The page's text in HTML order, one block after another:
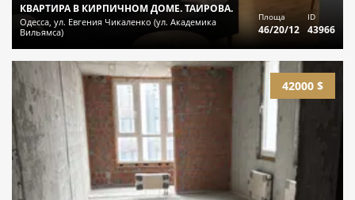
КВАРТИРА В КИРПИЧНОМ ДОМЕ. ТАИРОВА.
Одесса, ул. Евгения Чикаленко (ул. Академика
Вильямса)
Площа
46/20/12
ID
43966
42000 $